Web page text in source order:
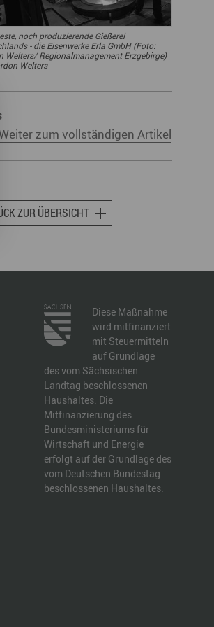
noch produzierende Gießerei
- die Eisenwerke Erla GmbH (Foto:
Welters/ Regionalmanagement Erzgebirge)
Welters
zum vollständigen Artikel
ZUR ÜBERSICHT
Diese Maßnahme
wird mitfinanziert
mit Steuermitteln
auf Grundlage
des vom Sächsischen
Landtag beschlossenen
Haushaltes. Die
Mitfinanzierung des
Bundesministeriums für
Wirtschaft und Energie
erfolgt auf der Grundlage des
vom Deutschen Bundestag
beschlossenen Haushaltes.